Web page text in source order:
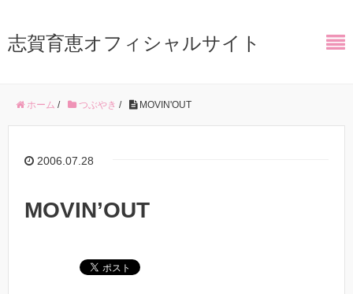
志賀育恵オフィシャルサイト
ホーム / つぶやき / MOVIN'OUT
2006.07.28
MOVIN’OUT